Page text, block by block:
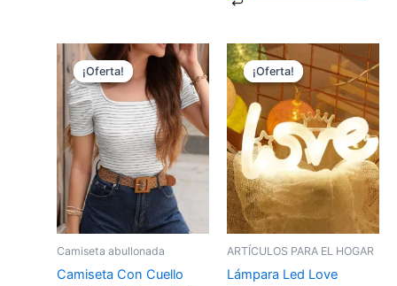
¡Oferta!
¡Oferta!
Camiseta abullonada
Camiseta Con Cuello
precio
original
era:
S/. 58.00.
El
precio
actual
es:
S/. 52.00.
¡Oferta!
¡Oferta!
ARTÍCULOS PARA EL HOGAR
Lámpara Led Love
El
precio
original
era:
S/. 25.00.
El
precio
actual
es:
S/. 20.00.